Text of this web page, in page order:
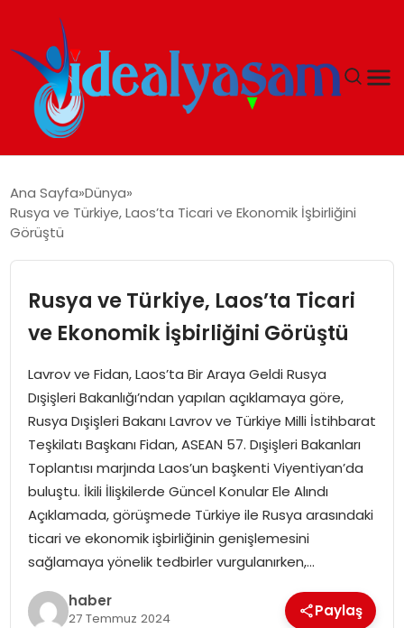
GÜNDEM
İDEAL YAŞAM
YAŞAM
MAGAZIN
SAĞLIK
SOSYAL HABER
Ana Sayfa Dünya
Rusya ve Türkiye, Laos’ta Ticari ve Ekonomik İşbirliğini
Görüştü
Rusya ve Türkiye, Laos’ta Ticari
ve Ekonomik İşbirliğini Görüştü
Lavrov ve Fidan, Laos’ta Bir Araya Geldi Rusya
Dışişleri Bakanlığı’ndan yapılan açıklamaya göre,
Rusya Dışişleri Bakanı Lavrov ve Türkiye Milli İstihbarat
Teşkilatı Başkanı Fidan, ASEAN 57. Dışişleri Bakanları
Toplantısı marjında Laos’un başkenti Viyentiyan’da
buluştu. İkili İlişkilerde Güncel Konular Ele Alındı
Açıklamada, görüşmede Türkiye ile Rusya arasındaki
ticari ve ekonomik işbirliğinin genişlemesini
sağlamaya yönelik tedbirler vurgulanırken,…
haber
27 Temmuz 2024 Paylaş